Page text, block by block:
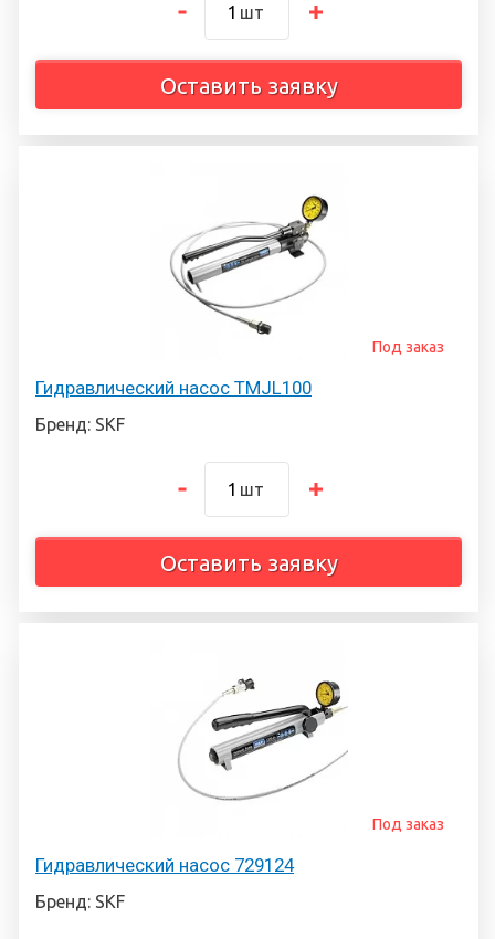
шт
Оставить заявку
Гидравлический насос TMJL100
Под заказ
Бренд: SKF
шт
Оставить заявку
Гидравлический насос 729124
Под заказ
Бренд: SKF